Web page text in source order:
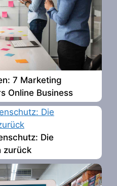
7 Marketing
Online Business
Die
zurück